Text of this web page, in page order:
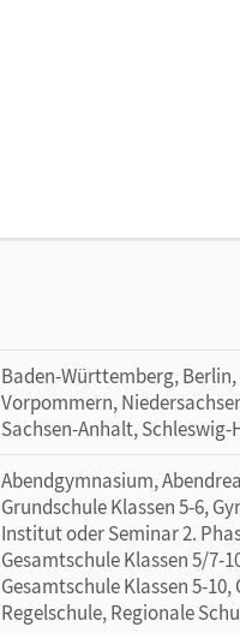
Baden-Württemberg,
Vorpommern,
Sachsen-Anhalt,
Abendgymnasium,
Grundschule Klassen 5-6,
Institut oder Seminar 2.
Gesamtschule Klassen 5/7-
Gesamtschule Klassen 5-
Regelschule, Regionale